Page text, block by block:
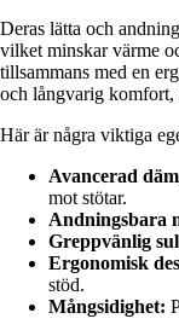
Deras lätta och
vilket minskar värme
tillsammans med en
och långvarig komfort,
Här är några viktiga
Avancerad
mot stötar.
Andningsbara
Greppvänlig
Ergonomisk
stöd.
Mångsidighet: